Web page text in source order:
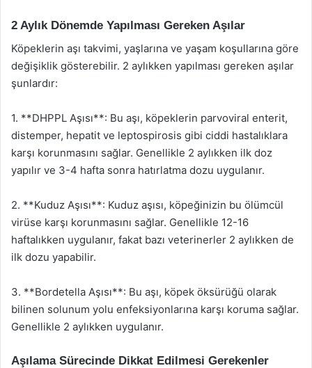
2 Aylık Dönemde Yapılması Gereken Aşılar
Köpeklerin aşı takvimi, yaşlarına ve yaşam koşullarına göre
değişiklik gösterebilir. 2 aylıkken yapılması gereken aşılar
şunlardır:
1. **DHPPL Aşısı**: Bu aşı, köpeklerin parvoviral enterit,
distemper, hepatit ve leptospirosis gibi ciddi hastalıklara
karşı korunmasını sağlar. Genellikle 2 aylıkken ilk doz
yapılır ve 3-4 hafta sonra hatırlatma dozu uygulanır.
2. **Kuduz Aşısı**: Kuduz aşısı, köpeğinizin bu ölümcül
virüse karşı korunmasını sağlar. Genellikle 12-16
haftalıkken uygulanır, fakat bazı veterinerler 2 aylıkken de
ilk dozu yapabilir.
3. **Bordetella Aşısı**: Bu aşı, köpek öksürüğü olarak
bilinen solunum yolu enfeksiyonlarına karşı koruma sağlar.
Genellikle 2 aylıkken uygulanır.
Aşılama Sürecinde Dikkat Edilmesi Gerekenler